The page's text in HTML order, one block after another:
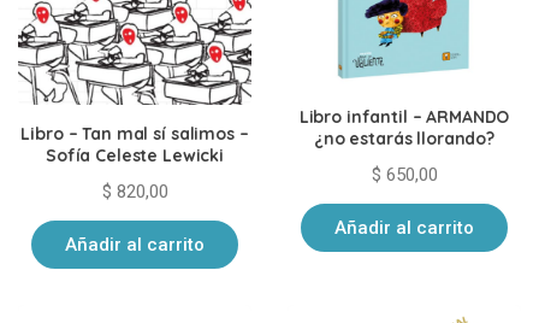
Libro – Tan mal sí salimos –
Sofía Celeste Lewicki
$ 820,00
Añadir al carrito
Libro infantil – ARMANDO
¿no estarás llorando?
$ 650,00
Añadir al carrito